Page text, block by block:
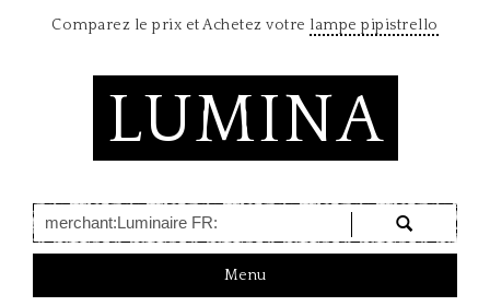
Comparez le prix et Achetez votre lampe pipistrello
LUMINA
T
o
Menu